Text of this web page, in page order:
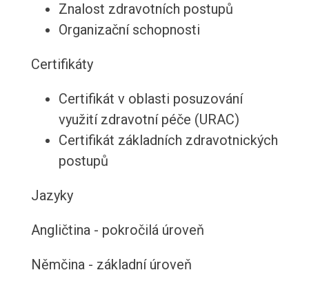
Znalost zdravotních postupů
Organizační schopnosti
Certifikáty
Certifikát v oblasti posuzování
využití zdravotní péče (URAC)
Certifikát základních zdravotnických
postupů
Jazyky
Angličtina - pokročilá úroveň
Němčina - základní úroveň